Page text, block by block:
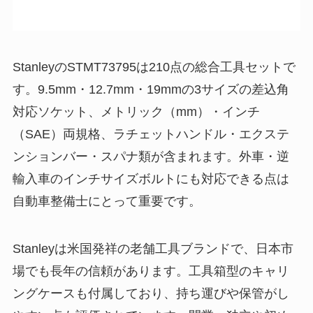
StanleyのSTMT73795は210点の総合工具セットで
す。9.5mm・12.7mm・19mmの3サイズの差込角
対応ソケット、メトリック（mm）・インチ
（SAE）両規格、ラチェットハンドル・エクステ
ンションバー・スパナ類が含まれます。外車・逆
輸入車のインチサイズボルトにも対応できる点は
自動車整備士にとって重要です。
Stanleyは米国発祥の老舗工具ブランドで、日本市
場でも長年の信頼があります。工具箱型のキャリ
ングケースも付属しており、持ち運びや保管がし